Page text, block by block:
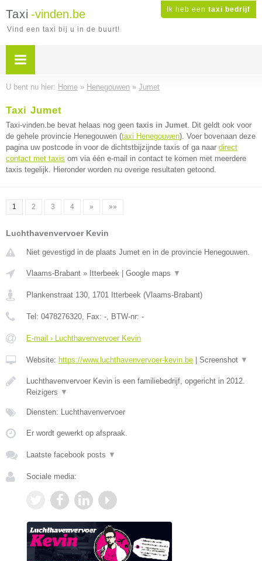
Ik heb een taxi bedrijf
Taxi -vinden.be
Vind een taxi bij u in de buurt!
U bent nu hier: Home » Henegouwen » Jumet
Taxi Jumet
Taxi-vinden.be bevat helaas nog geen taxis in Jumet. Dit geldt ook voor
de gehele provincie Henegouwen (taxi Henegouwen). Voer bovenaan deze
pagina uw postcode in voor de dichtstbijzijnde taxis of ga naar direct
contact met taxis om via één e-mail in contact te komen met meerdere
taxis tegelijk. Hieronder worden nu overige resultaten getoond.
1 2 3 4 » »»
Luchthavenvervoer Kevin
Niet gevestigd in de plaats Jumet en in de provincie Henegouwen.
Vlaams-Brabant » Itterbeek Google maps ▼
Plankenstraat 130, 1701 Itterbeek (Vlaams-Brabant)
Tel: 0478276320, Fax: -, BTW-nr: -
E-mail › Luchthavenvervoer Kevin
Website: https://www.luchthavenvervoer-kevin.be Screenshot ▼
Luchthavenvervoer Kevin is een familiebedrijf, opgericht in 2012.
Reizigers ▼
Diensten: Luchthavenvervoer
Er wordt gewerkt op afspraak.
Laatste facebook posts ▼
Sociale media: